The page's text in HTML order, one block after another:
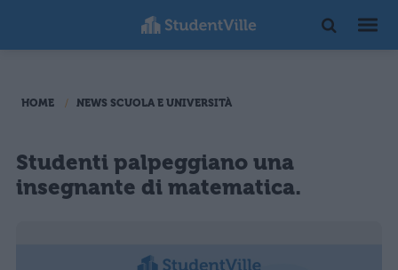
HOME NEWS SCUOLA E UNIVERSITÀ
Studenti palpeggiano una
insegnante di matematica.